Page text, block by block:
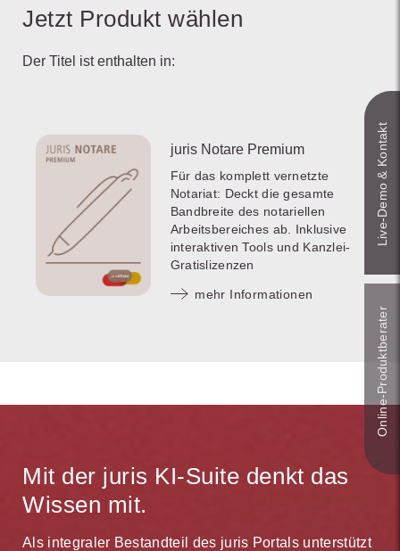
Jetzt Produkt wählen
Der Titel ist enthalten in:
juris Notare Premium
Für das komplett vernetzte
Notariat: Deckt die gesamte
Bandbreite des notariellen
Arbeitsbereiches ab. Inklusive
interaktiven Tools und Kanzlei-
Gratislizenzen
mehr Informationen
Mit der juris KI-Suite denkt das
Wissen mit.
Als integraler Bestandteil des juris Portals unterstützt
Live‑Demo & Kontakt
Online-Produkt­berater